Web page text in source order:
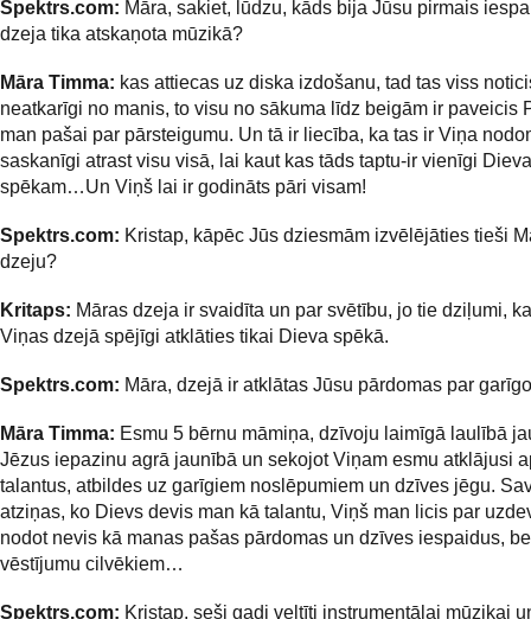
Spektrs.com: Māra, sakiet, lūdzu, kāds bija Jūsu pirmais
dzeja tika atskaņota mūzikā?
Māra Timma: kas attiecas uz diska izdošanu, tad tas viss
neatkarīgi no manis, to visu no sākuma līdz beigām ir paveicis
man pašai par pārsteigumu. Un tā ir liecība, ka tas ir Viņa
saskanīgi atrast visu visā, lai kaut kas tāds taptu-ir vienīgi
spēkam…Un Viņš lai ir godināts pāri visam!
Spektrs.com: Kristap, kāpēc Jūs dziesmām izvēlējāties tieši
dzeju?
Kritaps: Māras dzeja ir svaidīta un par svētību, jo tie dziļumi,
Viņas dzejā spējīgi atklāties tikai Dieva spēkā.
Spektrs.com: Māra, dzejā ir atklātas Jūsu pārdomas par
Māra Timma: Esmu 5 bērnu māmiņa, dzīvoju laimīgā laulībā
Jēzus iepazinu agrā jaunībā un sekojot Viņam esmu atklājusi
talantus, atbildes uz garīgiem noslēpumiem un dzīves jēgu.
atziņas, ko Dievs devis man kā talantu, Viņš man licis par
nodot nevis kā manas pašas pārdomas un dzīves iespaidus,
vēstījumu cilvēkiem…
Spektrs.com: Kristap, seši gadi veltīti instrumentālai mūzikai